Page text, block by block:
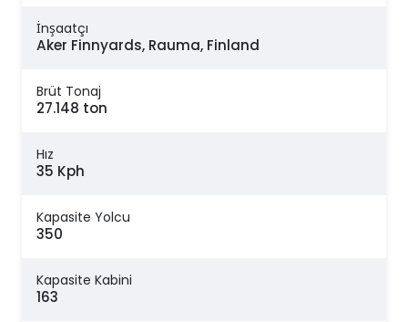
İnşaatçı
Aker Finnyards, Rauma, Finland
Brüt Tonaj
27.148 ton
Hız
35 Kph
Kapasite Yolcu
350
Kapasite Kabini
163